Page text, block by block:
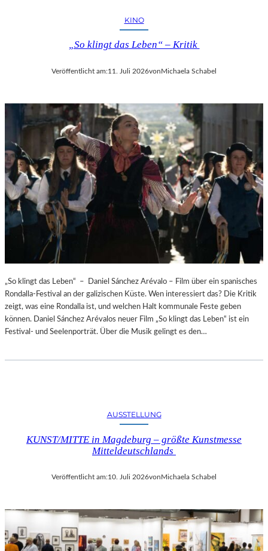
KINO
„So klingt das Leben“ – Kritik
Veröffentlicht am:11. Juli 2026vonMichaela Schabel
„So klingt das Leben“ – Daniel Sánchez Arévalo – Film über ein spanisches
Rondalla-Festival an der galizischen Küste. Wen interessiert das? Die Kritik
zeigt, was eine Rondalla ist, und welchen Halt kommunale Feste geben
können. Daniel Sánchez Arévalos neuer Film „So klingt das Leben“ ist ein
Festival- und Seelenporträt. Über die Musik gelingt es den…
AUSSTELLUNG
KUNST/MITTE in Magdeburg – größte Kunstmesse
Mitteldeutschlands
Veröffentlicht am:10. Juli 2026vonMichaela Schabel